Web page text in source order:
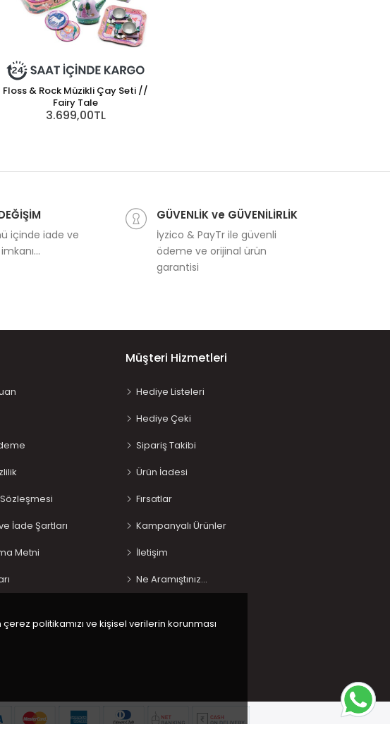
Floss & Rock Müzikli Çay Seti //
Fairy Tale
3.699,00TL
içinde iade ve
GÜVENLİK ve GÜVENİLİRLİK
İyzico & PayTr ile güvenli
ödeme ve orijinal ürün
garantisi
İade Şartları
Metni
Müşteri Hizmetleri
Hediye Listeleri
Hediye Çeki
Sipariş Takibi
Ürün İadesi
Fırsatlar
Kampanyalı Ürünler
İletişim
Ne Aramıştınız…
politikamızı ve kişisel verilerin korunması